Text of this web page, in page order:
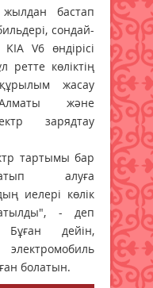
бастап
сондай-
V6 өндірісі
ретте көліктің
жасау
және
зарядтау
тартымы бар
алуға
иелері көлік
- деп
Бұған дейін,
болатын.